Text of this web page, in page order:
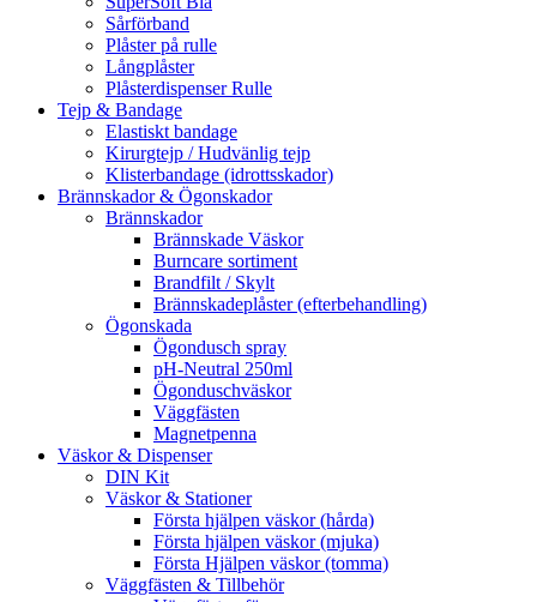
Sårförband
Plåster på rulle
Långplåster
Plåsterdispenser Rulle
Tejp & Bandage
Elastiskt bandage
Kirurgtejp / Hudvänlig tejp
Klisterbandage (idrottsskador)
Brännskador & Ögonskador
Brännskador
Brännskade Väskor
Burncare sortiment
Brandfilt / Skylt
Brännskadeplåster (efterbehandling)
Ögonskada
Ögondusch spray
pH-Neutral 250ml
Ögonduschväskor
Väggfästen
Magnetpenna
Väskor & Dispenser
DIN Kit
Väskor & Stationer
Första hjälpen väskor (hårda)
Första hjälpen väskor (mjuka)
Första Hjälpen väskor (tomma)
Väggfästen & Tillbehör